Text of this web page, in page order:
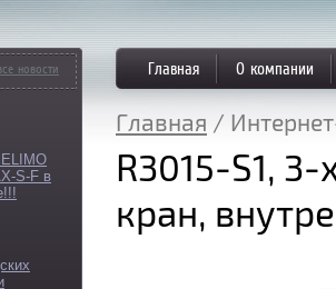
новости
S-F в
Главная О компании
Главная /
R3015-S1,
кран,